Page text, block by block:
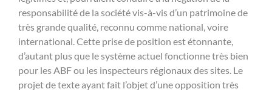
responsabilité de la société vis-à-vis d’un patrimoine de
très grande qualité, reconnu comme national, voire
international. Cette prise de position est étonnante,
d’autant plus que le système actuel fonctionne très bien
pour les ABF ou les inspecteurs régionaux des sites. Le
projet de texte ayant fait l’objet d’une opposition très